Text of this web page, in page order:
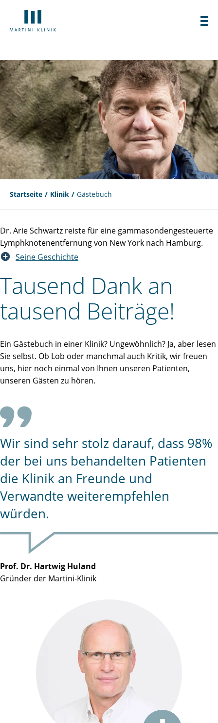
Startseite Klinik Gästebuch
Dr. Arie Schwartz reiste für eine gammasondengesteuerte
Lymphknotenentfernung von New York nach Hamburg.
Seine Geschichte
Tausend Dank an
tausend Beiträge!
Ein Gästebuch in einer Klinik? Ungewöhnlich? Ja, aber lesen
Sie selbst. Ob Lob oder manchmal auch Kritik, wir freuen
uns, hier noch einmal von Ihnen unseren Patienten,
unseren Gästen zu hören.
Wir sind sehr stolz darauf, dass 98%
der bei uns behandelten Patienten
die Klinik an Freunde und
Verwandte weiterempfehlen
würden.
Prof. Dr. Hartwig Huland
Gründer der Martini-Klinik